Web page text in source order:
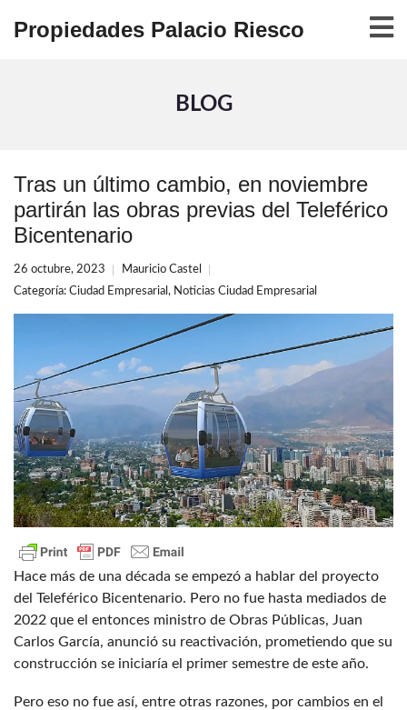
Propiedades Palacio Riesco
BLOG
Tras un último cambio, en noviembre
partirán las obras previas del Teleférico
Bicentenario
26 octubre, 2023
Mauricio Castel
Categoría: Ciudad Empresarial , Noticias Ciudad Empresarial
Hace más de una década se empezó a hablar del proyecto
del Teleférico Bicentenario. Pero no fue hasta mediados de
2022 que el entonces ministro de Obras Públicas, Juan
Carlos García, anunció su reactivación, prometiendo que su
construcción se iniciaría el primer semestre de este año.
Pero eso no fue así, entre otras razones, por cambios en el